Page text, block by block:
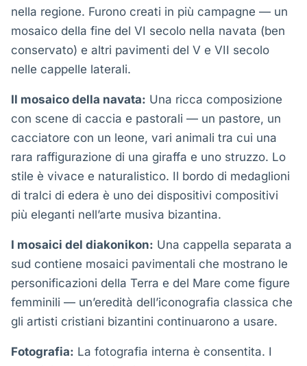
nella regione. Furono creati in più campagne — un
mosaico della fine del VI secolo nella navata (ben
conservato) e altri pavimenti del V e VII secolo
nelle cappelle laterali.
Il mosaico della navata: Una ricca composizione
con scene di caccia e pastorali — un pastore, un
cacciatore con un leone, vari animali tra cui una
rara raffigurazione di una giraffa e uno struzzo. Lo
stile è vivace e naturalistico. Il bordo di medaglioni
di tralci di edera è uno dei dispositivi compositivi
più eleganti nell’arte musiva bizantina.
I mosaici del diakonikon: Una cappella separata a
sud contiene mosaici pavimentali che mostrano le
personificazioni della Terra e del Mare come figure
femminili — un’eredità dell’iconografia classica che
gli artisti cristiani bizantini continuarono a usare.
Fotografia: La fotografia interna è consentita. I